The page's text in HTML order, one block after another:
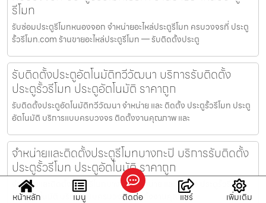
รีโมท
รับซ่อมประตูรีโมทหนองจอก จำหน่ายอะไหล่ประตูรีโมท ครบวงจรที่ ประตู
รั้วรีโมท.com ร้านขายอะไหล่ประตูรีโมท — รับติดตั้งประตู
รับติดตั้งประตูอัตโนมัติทวีวัฒนา บริการรับติดตั้ง
ประตูรั้วรีโมท ประตูอัตโนมัติ ราคาถูก
รับติดตั้งประตูอัตโนมัติทวีวัฒนา จำหน่าย และ ติดตั้ง ประตูรั้วรีโมท ประตู
อัตโนมัติ บริการแบบครบวงจร ติดตั้งงานคุณภาพ และ
จำหน่ายและติดตั้งประตูรีโมทบางกะปิ บริการรับติดตั้ง
ประตูรั้วรีโมท ประตูอัตโนมัติ ราคาถูก
จำหน่ายและติดตั้งประตูรีโมทบางกะปิ จำหน่าย และ ติดตั้ง ประตูรั้วรีโมท
ประตูอัตโนมัติ บริการแบบครบวงจร ติดตั้งงานคุณภาพ แ
หน้าหลัก เมนู ติดต่อ แชร์ เพิ่มเติม